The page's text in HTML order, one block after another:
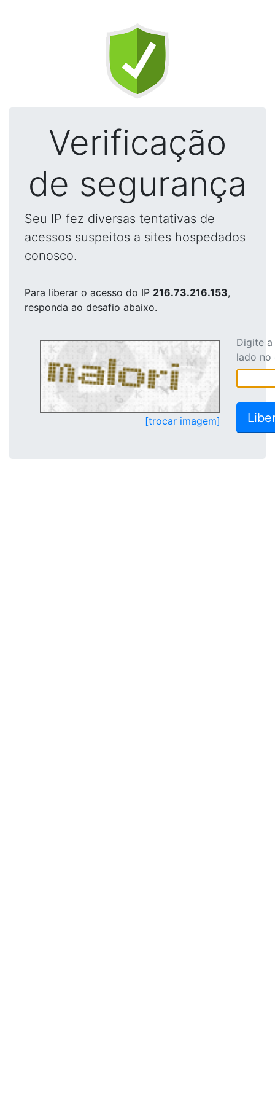
Verificação
de segurança
Seu IP fez diversas tentativas de
acessos suspeitos a sites hospedados
conosco.
Para liberar o acesso do IP 216.73.216.153,
responda ao desafio abaixo.
[trocar imagem]
Digite
lado no